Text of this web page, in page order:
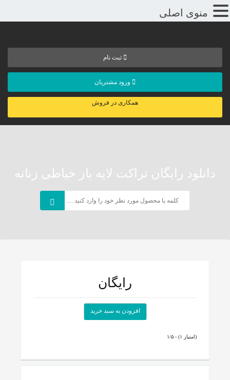
ثبت نام
ورود مشتریان
همکاری در فروش
دانلود رایگان تراکت لایه باز خیاطی زنانه
رایگان
افزودن به سبد خرید
۱/۵ - (۱ امتیاز)
منوی اصلی